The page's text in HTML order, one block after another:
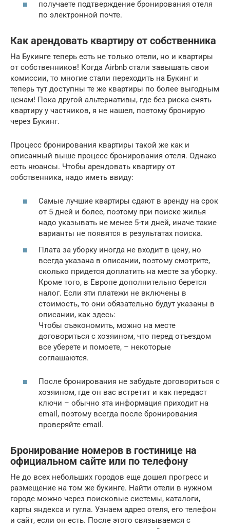
получаете подтверждение бронирования отеля
по электронной почте.
Как арендовать квартиру от собственника
На Букинге теперь есть не только отели, но и квартиры
от собственников! Когда Airbnb стали завышать свои
комиссии, то многие стали переходить на Букинг и
теперь тут доступны те же квартиры по более выгодным
ценам! Пока другой альтернативы, где без риска снять
квартиру у частников, я не нашел, поэтому бронирую
через Букинг.
Процесс бронирования квартиры такой же как и
описанный выше процесс бронирования отеля. Однако
есть нюансы. Чтобы арендовать квартиру от
собственника, надо иметь ввиду:
Самые лучшие квартиры сдают в аренду на срок
от 5 дней и более, поэтому при поиске жилья
надо указывать не менее 5-ти дней, иначе такие
варианты не появятся в результатах поиска.
Плата за уборку иногда не входит в цену, но
всегда указана в описании, поэтому смотрите,
сколько придется доплатить на месте за уборку.
Кроме того, в Европе дополнительно берется
налог. Если эти платежи не включены в
стоимость, то они обязательно будут указаны в
описании, как здесь:
Чтобы съэкономить, можно на месте
договориться с хозяином, что перед отъездом
все уберете и помоете, – некоторые
соглашаются.
После бронирования не забудьте договориться с
хозяином, где он вас встретит и как передаст
ключи – обычно эта информация приходит на
email, поэтому всегда после бронирования
проверяйте email.
Бронирование номеров в гостинице на
официальном сайте или по телефону
Не до всех небольших городов еще дошел прогресс и
размещение на том же букинге. Найти отели в нужном
городе можно через поисковые системы, каталоги,
карты яндекса и гугла. Узнаем адрес отеля, его телефон
и сайт, если он есть. После этого связываемся с